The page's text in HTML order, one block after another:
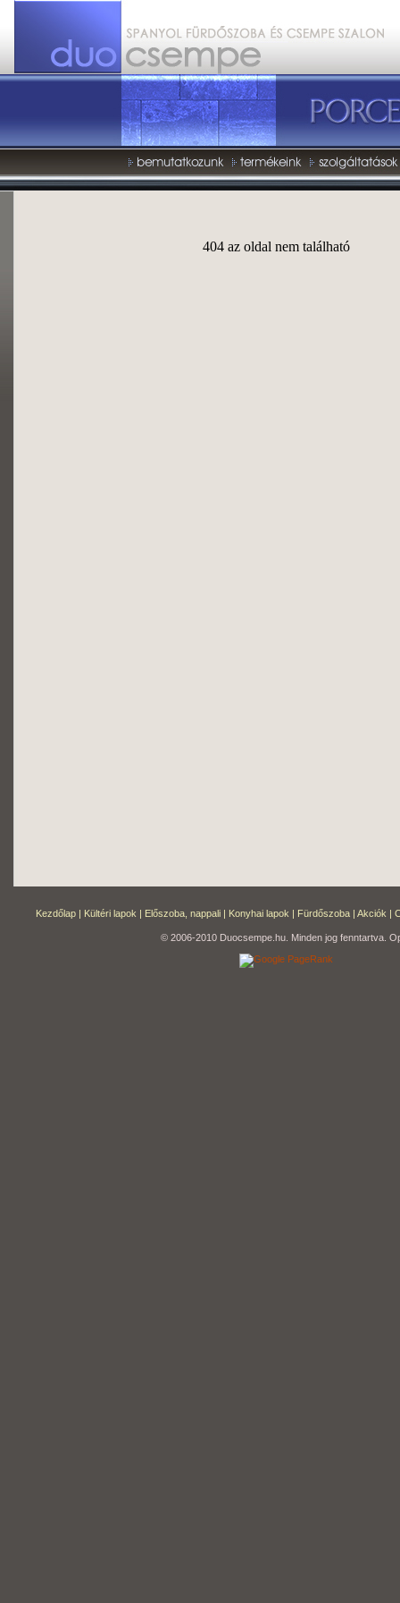
404 az oldal nem található
Kezdőlap | Kültéri lapok | Előszoba, nappali | Konyhai lapok | Fürdőszoba | Akciók |
© 2006-2010 Duocsempe.hu. Minden jog fenntartva.